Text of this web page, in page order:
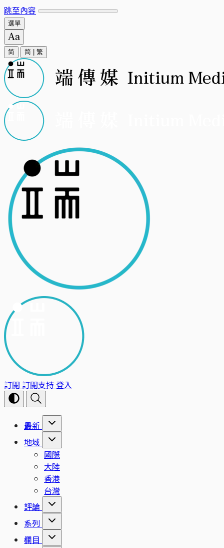
跳至內容
選單
简 简 繁
訂閱 訂閱支持登入
最新
地域
國際
大陸
香港
台灣
評論
系列
欄目